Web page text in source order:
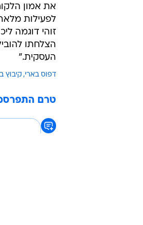
את אמון
לפעילות
זוהי דוגמה
הצלחתו
העסקית."
דפוס בארי קיבוץ
טרם